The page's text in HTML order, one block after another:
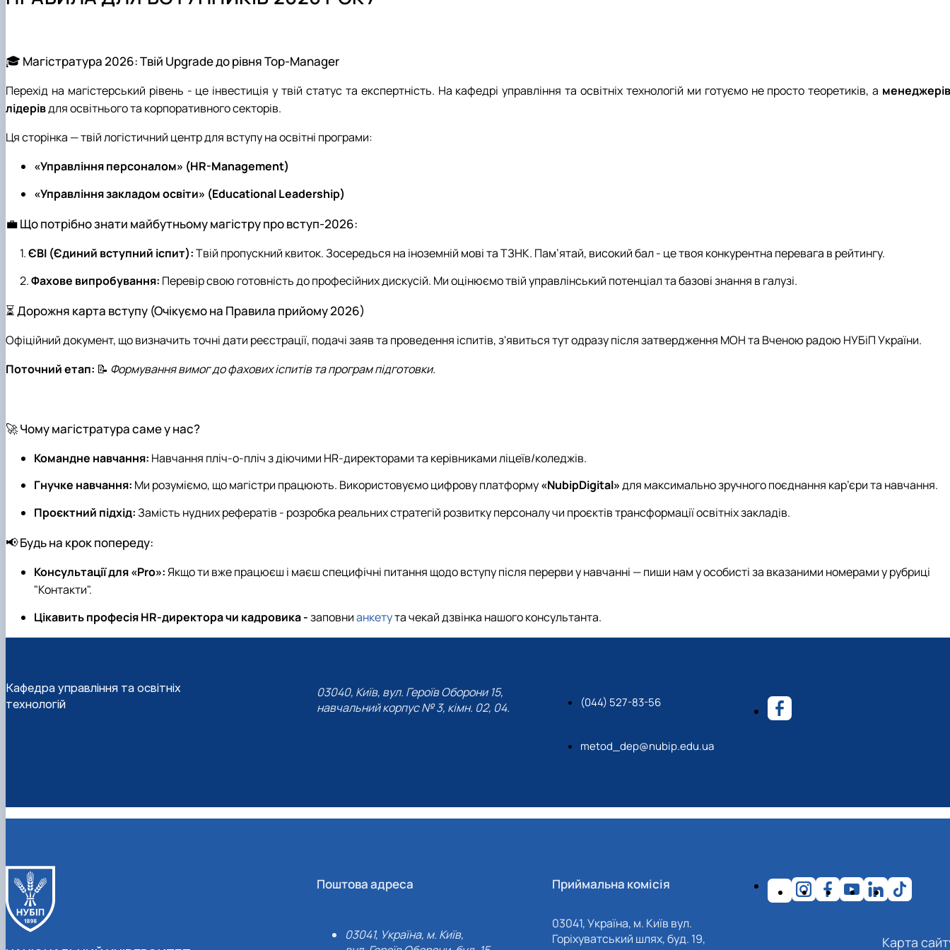
D3 «Менеджмент» ОПП «Управління закладом освіти» - магістратура
Як стати студентом?
Підготовка до ЄВІ
Правила прийому 2026
Контактні дані
Управління закладом освіти (професійна)
Електронні навчальні курси
Аспіранти
Науковий гурток
🎓 Магістратура 2026: Твій Upgrade до рівня Top-Manager
Перехід на магістерський рівень - це інвестиція у твій статус та експертність. На кафедрі управління та освітніх технологій ми готуємо не просто теоретиків, а
лідерівдля освітнього та корпоративного секторів.
Ця сторінка — твій логістичний центр для вступу на освітні програми:
«Управління персоналом» (HR-Management)
«Управління закладом освіти» (Educational Leadership)
💼 Що потрібно знати майбутньому магістру про вступ-2026:
ЄВІ (Єдиний вступний іспит):Твій пропускний квиток. Зосередься на іноземній мові та ТЗНК. Пам’ятай, високий бал - це твоя конкурентна перевага в рейтингу.
Фахове випробування: Перевір свою готовність до професійних дискусій. Ми оцінюємо твій управлінський потенціал та базові знання в галузі.
⏳ Дорожня карта вступу (Очікуємо на Правила прийому 2026)
Офіційний документ, що визначить точні дати реєстрації, подачі заяв та проведення іспитів, з'явиться тут одразу після затвердження МОН та Вченою радою НУБіП України.
Поточний етап: 📝 Формування вимог до фахових іспитів та програм підготовки.
🚀 Чому магістратура саме у нас?
Командне навчання: Навчання пліч-о-пліч з діючими HR-директорами та керівниками ліцеїв/коледжів.
Гнучке навчання: Ми розуміємо, що магістри працюють. Використовуємо цифрову платформу«NubipDigital»для максимально зручного поєднання кар’єри та навчання.
Проєктний підхід:Замість нудних рефератів - розробка реальних стратегій розвитку персоналу чи проєктів трансформації освітніх закладів.
📢 Будь на крок попереду:
Консультації для «Pro»:Якщо ти вже працюєш і маєш специфічні питання щодо вступу після перерви у навчанні — пиши нам у особисті за вказаними номерами у рубриці
"Контакти".
Цікавить професія HR-директора чи кадровика -заповнианкетута чекай дзвінка нашого консультанта.
Кафедра управління та освітніх
технологій
03040, Київ, вул. Героїв Оборони 15,
навчальний корпус № 3, кімн. 02, 04.
(044) 527-83-56
metod_dep@nubip.edu.ua
Поштова адреса
03041, Україна, м. Київ,
Приймальна комісія
03041, Україна, м. Київ вул.
Горіхуватський шлях, буд. 19,
Карта